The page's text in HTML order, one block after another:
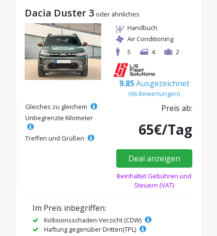
Dacia Duster 3 oder ähnliches
Handbuch
Air Conditioning
5
4 2
9.85 Ausgezeichnet
(66 Bewertungen)
Gleiches zu gleichem
Unbegrenzte Kilometer
Treffen und Grüßen
Preis ab:
65€/Tag
Deal anzeigen
Beinhaltet Gebühren und
Steuern (VAT)
Im Preis inbegriffen:
Kollisionsschaden-Verzicht (CDW)
Haftung gegenüber Dritten(TPL)